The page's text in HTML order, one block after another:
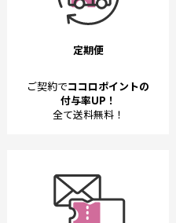
定期便
ご契約でココロポイントの
付与率UP！
全て送料無料！